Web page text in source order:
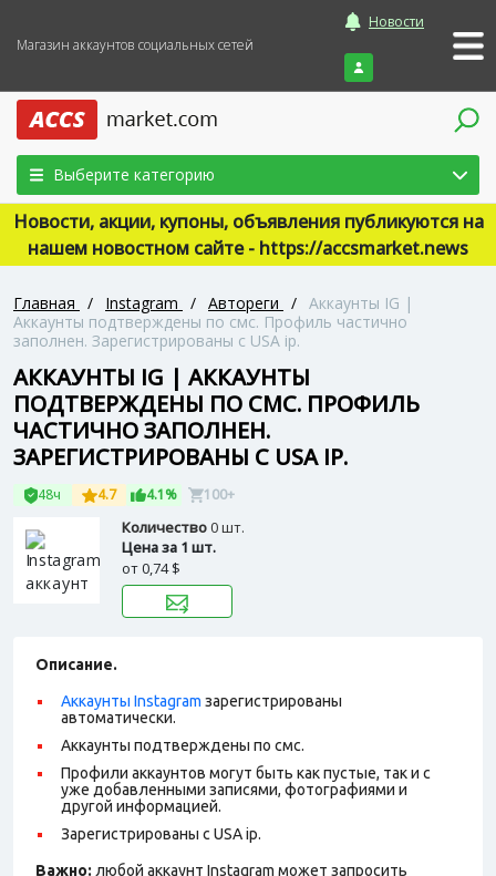
Магазин аккаунтов социальных сетей
Новости
Войти
Выберите категорию
Новости, акции, купоны, объявления публикуются на
нашем новостном сайте - https://accsmarket.news
Главная / Instagram / Автореги / Аккаунты IG |
Аккаунты подтверждены по смс. Профиль частично
заполнен. Зарегистрированы с USA ip.
АККАУНТЫ IG | АККАУНТЫ
ПОДТВЕРЖДЕНЫ ПО СМС. ПРОФИЛЬ
ЧАСТИЧНО ЗАПОЛНЕН.
ЗАРЕГИСТРИРОВАНЫ С USA IP.
48ч 4.7 4.1% 100+
Количество0 шт.
Цена за 1 шт.
от0,74 $
Описание.
Аккаунты Instagram зарегистрированы
автоматически.
Аккаунты подтверждены по смс.
Профили аккаунтов могут быть как пустые, так и с
уже добавленными записями, фотографиями и
другой информацией.
Зарегистрированы с USA ip.
Важно: любой аккаунт Instagram может запросить